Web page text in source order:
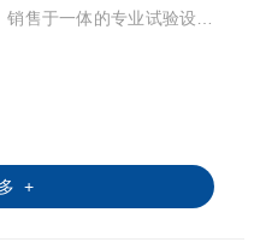
售于一体的专业试验设备
机采用中英文显示彩色触
辑容易，可显示完整的系
程序曲线。运转中发生异
因及提供排除故障方法。
+